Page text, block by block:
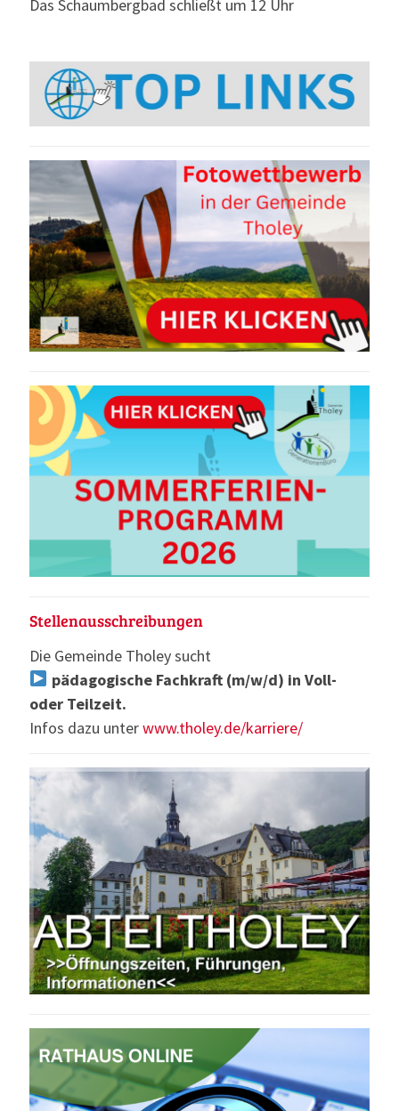
Das Schaumbergbad schließt um 12 Uhr
Stellenausschreibungen
Die Gemeinde Tholey sucht
pädagogische Fachkraft (m/w/d) in Voll-
oder Teilzeit.
Infos dazu unterwww.tholey.de/karriere/